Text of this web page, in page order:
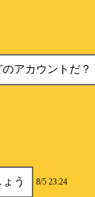
アカウントだ？
う 8/5 23:24